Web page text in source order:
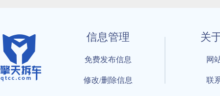
信息管理
免费发布信息
修改/删除信息
关
网
联